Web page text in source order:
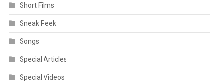
Short Films
Sneak Peek
Songs
Special Articles
Special Videos